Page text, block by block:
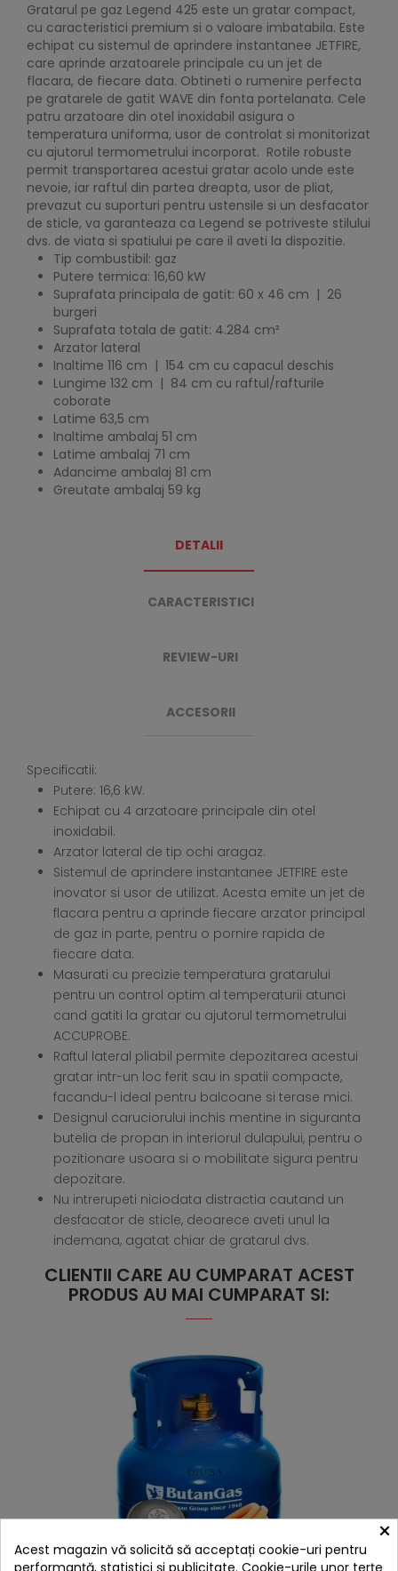
Gratarul pe gaz Legend 425 este un gratar compact,
cu caracteristici premium si o valoare imbatabila. Este
echipat cu sistemul de aprindere instantanee JETFIRE,
care aprinde arzatoarele principale cu un jet de
flacara, de fiecare data. Obtineti o rumenire perfecta
pe gratarele de gatit WAVE din fonta portelanata. Cele
patru arzatoare din otel inoxidabil asigura o
temperatura uniforma, usor de controlat si monitorizat
cu ajutorul termometrului incorporat. Rotile robuste
permit transportarea acestui gratar acolo unde este
nevoie, iar raftul din partea dreapta, usor de pliat,
prevazut cu suporturi pentru ustensile si un desfacator
de sticle, va garanteaza ca Legend se potriveste stilului
dvs. de viata si spatiului pe care il aveti la dispozitie.
Tip combustibil: gaz
Putere termica: 16,60 kW
Suprafata principala de gatit: 60 x 46 cm | 26
burgeri
Suprafata totala de gatit: 4.284 cm²
Arzator lateral
Inaltime 116 cm | 154 cm cu capacul deschis
Lungime 132 cm | 84 cm cu raftul/rafturile
coborate
Latime 63,5 cm
Inaltime ambalaj 51 cm
Latime ambalaj 71 cm
Adancime ambalaj 81 cm
Greutate ambalaj 59 kg
DETALII
CARACTERISTICI
REVIEW-URI
ACCESORII
Specificatii:
Putere: 16,6 kW.
Echipat cu 4 arzatoare principale din otel
inoxidabil.
Arzator lateral de tip ochi aragaz.
Sistemul de aprindere instantanee JETFIRE este
inovator si usor de utilizat. Acesta emite un jet de
flacara pentru a aprinde fiecare arzator principal
de gaz in parte, pentru o pornire rapida de
fiecare data.
Masurati cu precizie temperatura gratarului
pentru un control optim al temperaturii atunci
cand gatiti la gratar cu ajutorul termometrului
ACCUPROBE.
Raftul lateral pliabil permite depozitarea acestui
gratar intr-un loc ferit sau in spatii compacte,
facandu-l ideal pentru balcoane si terase mici.
Designul caruciorului inchis mentine in siguranta
butelia de propan in interiorul dulapului, pentru o
pozitionare usoara si o mobilitate sigura pentru
depozitare.
Nu intrerupeti niciodata distractia cautand un
desfacator de sticle, deoarece aveti unul la
indemana, agatat chiar de gratarul dvs.
CLIENTII CARE AU CUMPARAT ACEST
PRODUS AU MAI CUMPARAT SI:
×
Acest magazin vă solicită să acceptați cookie-uri pentru
performanță, statistici și publicitate. Cookie-urile unor terțe